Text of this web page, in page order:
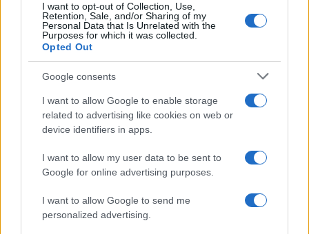
I want to opt-out of Collection, Use,
Retention, Sale, and/or Sharing of my
Personal Data that Is Unrelated with the
Purposes for which it was collected.
Opted Out
Google consents
I want to allow Google to enable storage
related to advertising like cookies on web or
device identifiers in apps.
I want to allow my user data to be sent to
Google for online advertising purposes.
I want to allow Google to send me
personalized advertising.
konfliktus”.
Hozzátette, hogy Izrael szíriai légicsapásai és
az ütközőzónák feletti ellenőrzése nem sokat
javít a helyzeten. „Ez egyértelműen nem
segít. Jelenleg a szíriaiak az országuk
stabilizálására összpontosítanak. Úgy
érezzük, hogy nem jelentenek közvetlen
fenyegetést Izraelre” – mondta, és hasonlóan
nyilatkozott Libanonról is, ahol egy új
kormány próbálja megfékezni a Hezbollah
befolyását.